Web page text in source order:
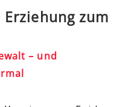
Erziehung zum
– und